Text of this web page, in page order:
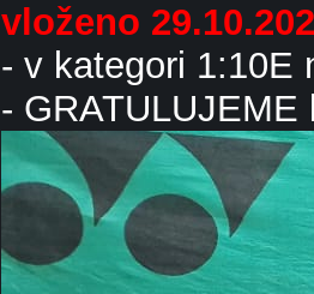
vloženo
- v kategori 1:10E
-